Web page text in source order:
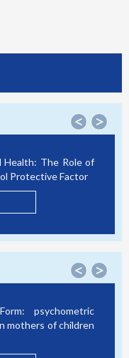
< >
Health: The Role of
Protective Factor
< >
psychometric
mothers of children